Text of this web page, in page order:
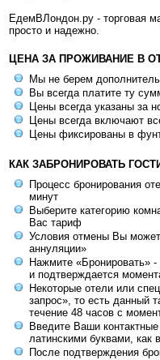
ЕдемВЛондон.ру - торговая
просто и надежно.
ЦЕНА ЗА ПРОЖИВАНИЕ В
Мы не берем
Вы всегда платите ту
Цены всегда указаны за
Цены всегда включают
Цены фиксированы в
КАК ЗАБРОНИРОВАТЬ
Процесс бронирования
минут
Выберите категорию
Вас тариф
Условия отмены Вы
аннуляции»
Нажмите «Бронировать»
и подтверждается
Некоторые отели или
запрос», то есть данный
течение 48 часов с
Введите Ваши
латинскими буквами, как
После подтверждения